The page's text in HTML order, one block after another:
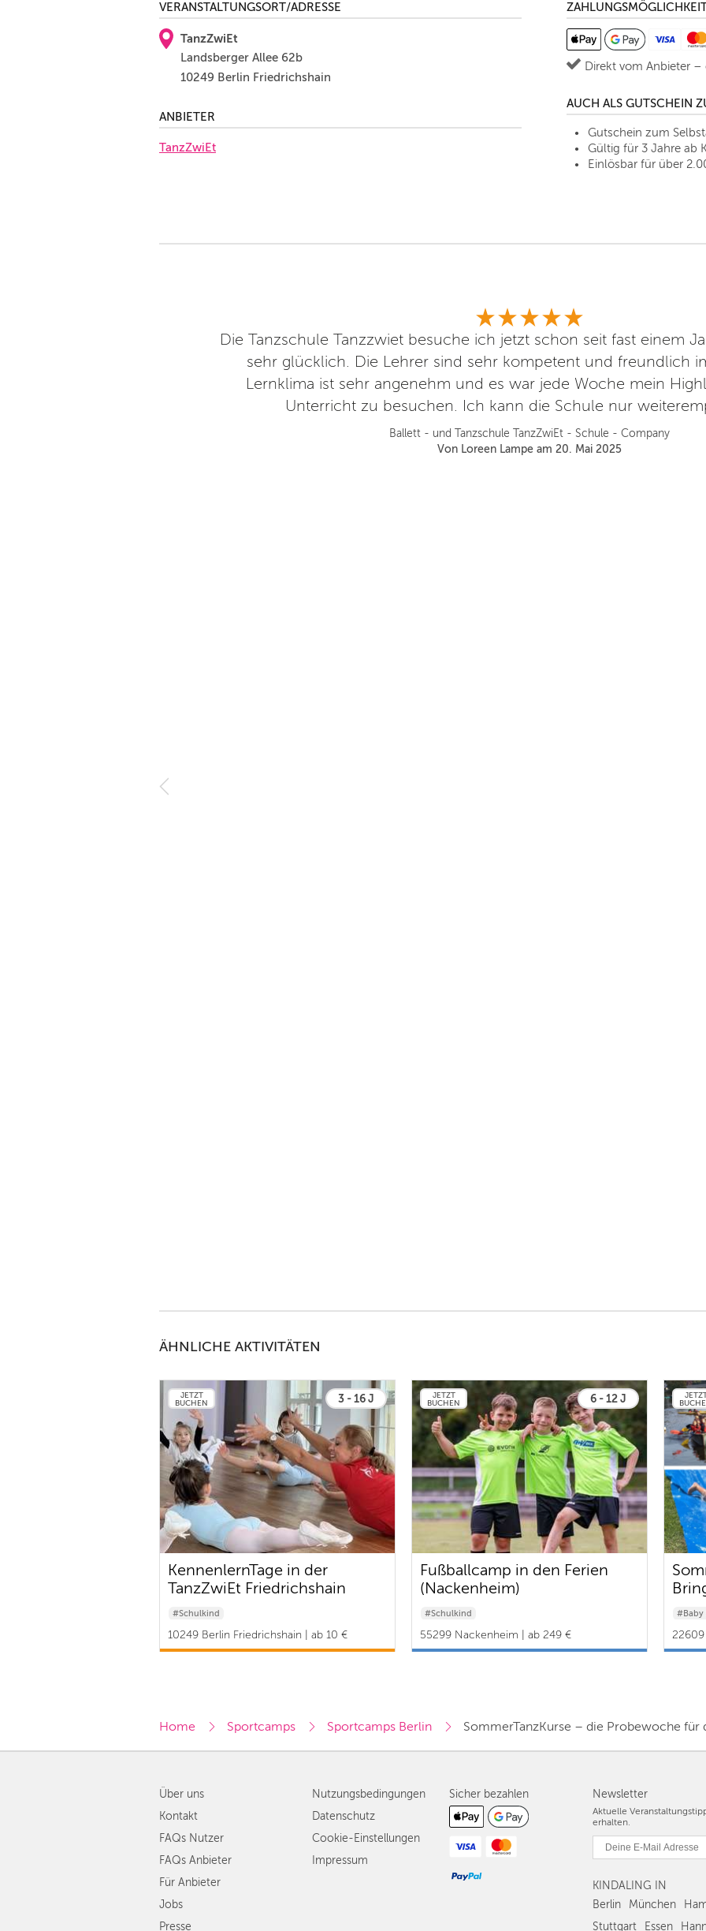
Direkt vom Anbieter –
AUCH ALS GUTSCHEIN
Gutschein zum
Gültig für 3 Jahre ab
Einlösbar für über
VERANSTALTUNGSORT/ADRESSE
TanzZwiEt
Landsberger Allee 62b
10249 Berlin Friedrichshain
ANBIETER
TanzZwiEt
Die Tanzschule Tanzzwiet besuche ich jetzt schon seit fast einem
sehr glücklich. Die Lehrer sind sehr kompetent und freundlich
Lernklima ist sehr angenehm und es war jede Woche mein
Unterricht zu besuchen. Ich kann die Schule nur
Ballett - und Tanzschule TanzZwiEt - Schule - Company
Von Loreen Lampe am 20. Mai 2025
ÄHNLICHE AKTIVITÄTEN
JETZT
BUCHEN
3 - 16 J
KennenlernTage in der
TanzZwiEt Friedrichshain
#Schulkind
10249 Berlin Friedrichshain | ab 10 €
JETZT
BUCHEN
6 - 12 J
Fußballcamp in den Ferien
(Nackenheim)
#Schulkind
55299 Nackenheim | ab 249 €
#Baby
Home Sportcamps Sportcamps Berlin SommerTanzKurse – die Probewoche für
Newsletter
Aktuelle
erhalten.
KINDALING IN
Berlin
München
Stuttgart
Essen
Über uns
Kontakt
FAQs Nutzer
FAQs Anbieter
Für Anbieter
Jobs
Presse
Nutzungsbedingungen
Datenschutz
Cookie-Einstellungen
Impressum
Sicher bezahlen